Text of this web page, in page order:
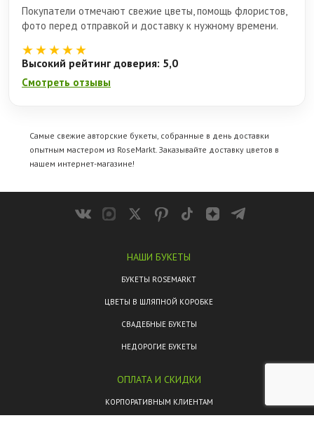
Покупатели отмечают свежие цветы, помощь флористов,
фото перед отправкой и доставку к нужному времени.
★★★★★
Высокий рейтинг доверия: 5,0
Смотреть отзывы
Самые свежие авторские букеты, собранные в день доставки
опытным мастером из RoseMarkt. Заказывайте доставку цветов в
нашем интернет-магазине!
НАШИ БУКЕТЫ
БУКЕТЫ ROSEMARKT
ЦВЕТЫ В ШЛЯПНОЙ КОРОБКЕ
СВАДЕБНЫЕ БУКЕТЫ
НЕДОРОГИЕ БУКЕТЫ
ОПЛАТА И СКИДКИ
КОРПОРАТИВНЫМ КЛИЕНТАМ